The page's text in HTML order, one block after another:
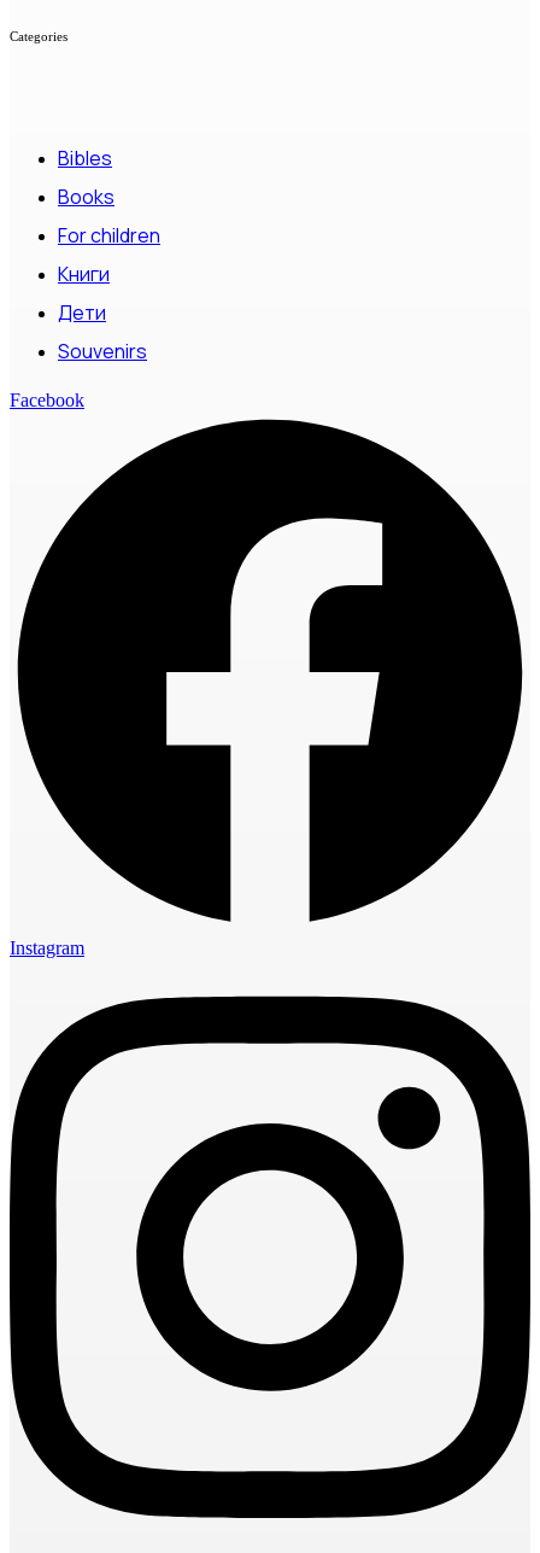
Categories
Bibles
Books
For children
Книги
Дети
Souvenirs
Facebook
Instagram